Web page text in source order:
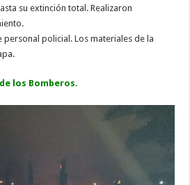
su extinción total. Realizaron
personal policial. Los materiales de la
los Bomberos.